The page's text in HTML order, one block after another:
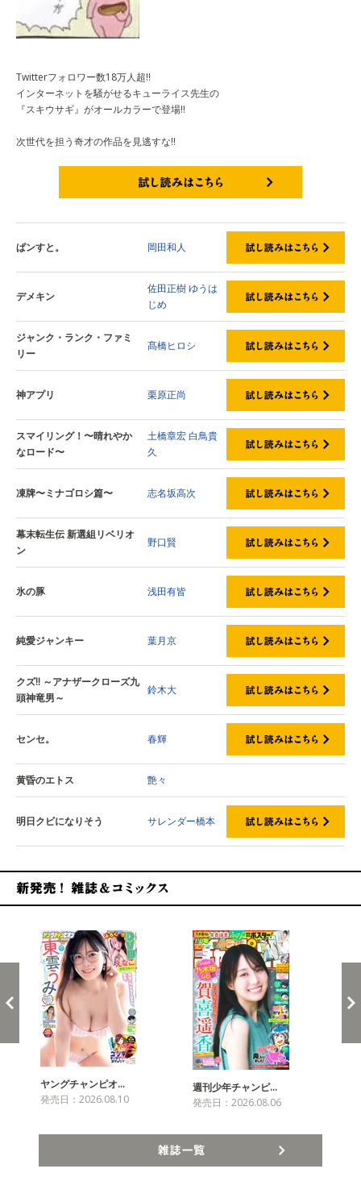
Twitterフォロワー数18万人超!!
インターネットを騒がせるキューライス先生の
『スキウサギ』がオールカラーで登場!!
次世代を担う奇才の作品を見逃すな!!
ぱンすと。 岡田和人
デメキン
佐田正樹ゆうは
じめ
ジャンク・ランク・ファミ
リー
髙橋ヒロシ
神アプリ 栗原正尚
スマイリング！〜晴れやか
なロード〜
土橋章宏 白鳥貴
久
凍牌〜ミナゴロシ篇〜 志名坂高次
幕末転生伝 新選組リベリオ
ン
野口賢
氷の豚 浅田有皆
純愛ジャンキー 葉月京
クズ!! ～アナザークローズ九
頭神竜男～
鈴木大
センセ。 春輝
黄昏のエトス 艶々
明日クビになりそう サレンダー橋本
ヤングチャンピオ…
発売日：2026.08.10
週刊少年チャンピ…
発売日：2026.08.06